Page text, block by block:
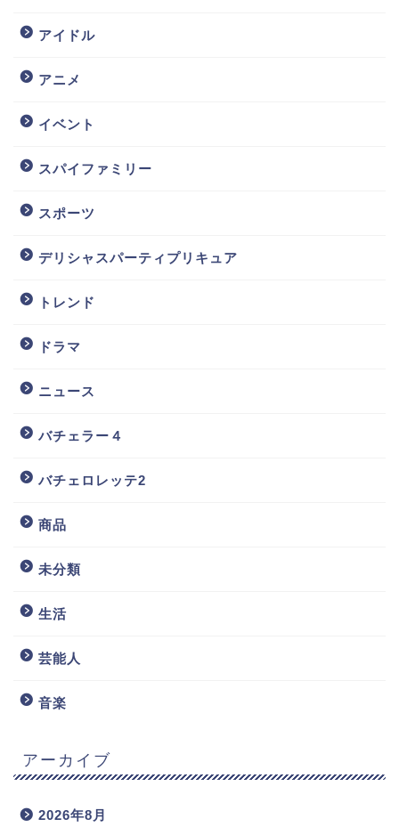
アイドル
アニメ
イベント
スパイファミリー
スポーツ
デリシャスパーティプリキュア
トレンド
ドラマ
ニュース
バチェラー４
バチェロレッテ2
商品
未分類
生活
芸能人
音楽
アーカイブ
2026年8月